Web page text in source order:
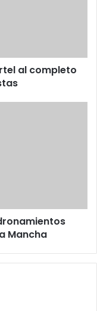
al completo
Mancha